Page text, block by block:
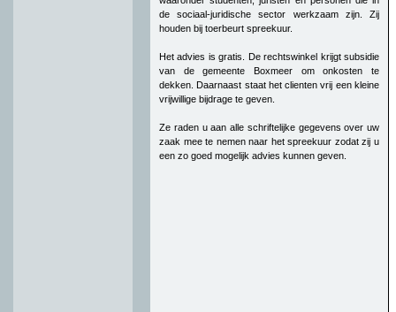
de sociaal-juridische sector werkzaam zijn. Zij
houden bij toerbeurt spreekuur.
Het advies is gratis. De rechtswinkel krijgt subsidie
van de gemeente Boxmeer om onkosten te
dekken. Daarnaast staat het clienten vrij een kleine
vrijwillige bijdrage te geven.
Ze raden u aan alle schriftelijke gegevens over uw
zaak mee te nemen naar het spreekuur zodat zij u
een zo goed mogelijk advies kunnen geven.